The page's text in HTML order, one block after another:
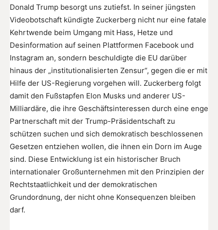
Donald Trump besorgt uns zutiefst. In seiner jüngsten
Videobotschaft kündigte Zuckerberg nicht nur eine fatale
Kehrtwende beim Umgang mit Hass, Hetze und
Desinformation auf seinen Plattformen Facebook und
Instagram an, sondern beschuldigte die EU darüber
hinaus der „institutionalisierten Zensur“, gegen die er mit
Hilfe der US-Regierung vorgehen will. Zuckerberg folgt
damit den Fußstapfen Elon Musks und anderer US-
Milliardäre, die ihre Geschäftsinteressen durch eine enge
Partnerschaft mit der Trump-Präsidentschaft zu
schützen suchen und sich demokratisch beschlossenen
Gesetzen entziehen wollen, die ihnen ein Dorn im Auge
sind. Diese Entwicklung ist ein historischer Bruch
internationaler Großunternehmen mit den Prinzipien der
Rechtstaatlichkeit und der demokratischen
Grundordnung, der nicht ohne Konsequenzen bleiben
darf.